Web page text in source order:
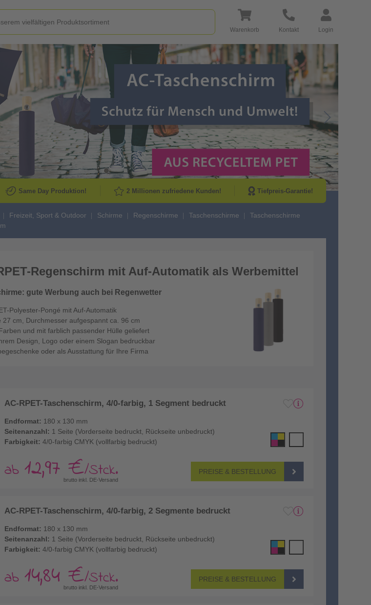
Warenkorb Kontakt Login
Go to Next
Same Day Produktion! 2 Millionen zufriedene Kunden! Tiefpreis-Garantie!
Freizeit, Sport & Outdoor Schirme Regenschirme Taschenschirme
Taschenschirme
Regenschirm mit Auf-Automatik als Werbemittel
gute Werbung auch bei Regenwetter
Polyester-Pongé mit Auf-Automatik
27 cm, Durchmesser aufgespannt ca. 96 cm
und mit farblich passender Hülle geliefert
Design, Logo oder einem Slogan bedruckbar
oder als Ausstattung für Ihre Firma
AC-RPET-Taschenschirm, 4/0-farbig, 1 Segment bedruckt
Endformat: 180 x 130 mm
Seitenanzahl: 1 Seite (Vorderseite bedruckt, Rückseite unbedruckt)
Farbigkeit: 4/0-farbig CMYK (vollfarbig bedruckt)
ab 12,97 €/Stck.
brutto inkl. DE-Versand
PREISE & BESTELLUNG
AC-RPET-Taschenschirm, 4/0-farbig, 2 Segmente bedruckt
Endformat: 180 x 130 mm
Seitenanzahl: 1 Seite (Vorderseite bedruckt, Rückseite unbedruckt)
Farbigkeit: 4/0-farbig CMYK (vollfarbig bedruckt)
ab 14,84 €/Stck.
brutto inkl. DE-Versand
PREISE & BESTELLUNG